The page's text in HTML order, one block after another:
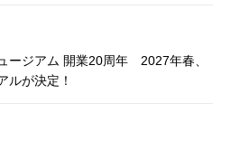
ージアム 開業20周年 2027年春、
ルが決定！